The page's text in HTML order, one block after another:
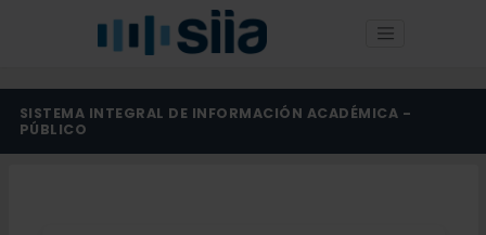
SISTEMA INTEGRAL DE INFORMACIÓN ACADÉMICA -
PÚBLICO